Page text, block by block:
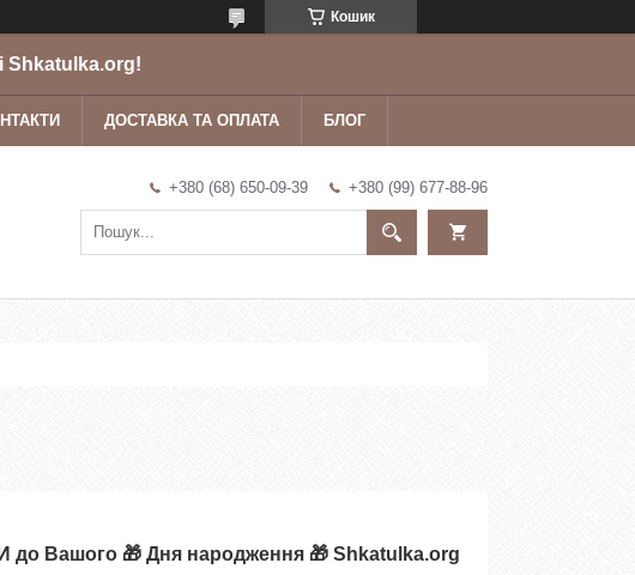
Кошик
Shkatulka.org!
ДОСТАВКА ТА ОПЛАТА БЛОГ
+380 (68) 650-09-39 +380 (99) 677-88-96
Вашого 🎁 Дня народження 🎁 Shkatulka.org